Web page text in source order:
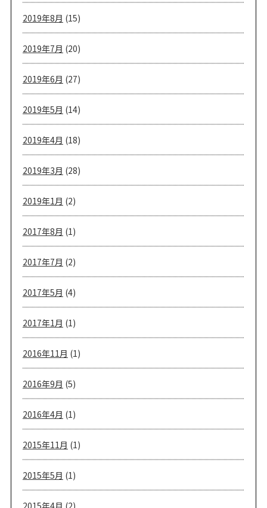
2019年8月 (15)
2019年7月 (20)
2019年6月 (27)
2019年5月 (14)
2019年4月 (18)
2019年3月 (28)
2019年1月 (2)
2017年8月 (1)
2017年7月 (2)
2017年5月 (4)
2017年1月 (1)
2016年11月 (1)
2016年9月 (5)
2016年4月 (1)
2015年11月 (1)
2015年5月 (1)